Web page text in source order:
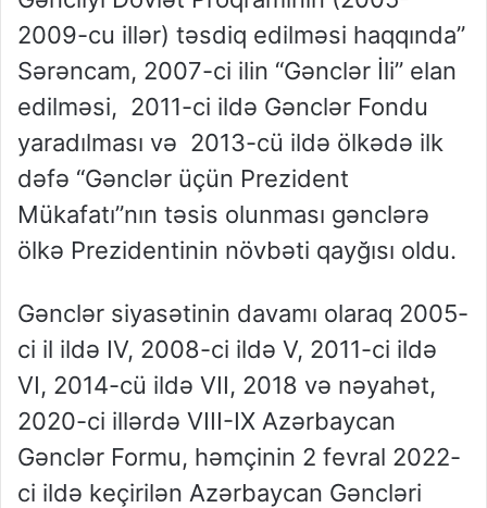
2009-cu illər) təsdiq edilməsi haqqında”
Sərəncam, 2007-ci ilin “Gənclər İli” elan
edilməsi, 2011-ci ildə Gənclər Fondu
yaradılması və 2013-cü ildə ölkədə ilk
dəfə “Gənclər üçün Prezident
Mükafatı”nın təsis olunması gənclərə
ölkə Prezidentinin növbəti qayğısı oldu.
Gənclər siyasətinin davamı olaraq 2005-
ci il ildə IV, 2008-ci ildə V, 2011-ci ildə
VI, 2014-cü ildə VII, 2018 və nəyahət,
2020-ci illərdə VIII-IX Azərbaycan
Gənclər Formu, həmçinin 2 fevral 2022-
ci ildə keçirilən Azərbaycan Gəncləri